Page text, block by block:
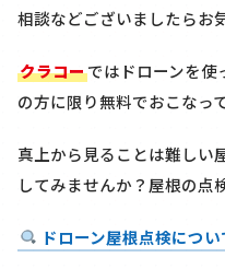
相談などございましたらお
クラコーではドローンを使
の方に限り無料でおこなっ
真上から見ることは難しい
してみませんか？屋根の点
ドローン屋根点検につ